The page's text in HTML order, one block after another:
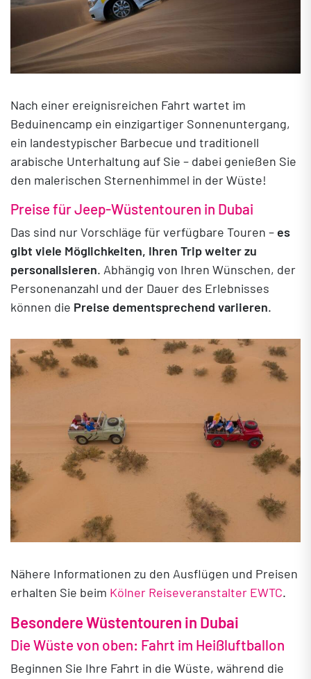
Nach einer ereignisreichen Fahrt wartet im
Beduinencamp ein einzigartiger Sonnenuntergang,
ein landestypischer Barbecue und traditionell
arabische Unterhaltung auf Sie – dabei genießen Sie
den malerischen Sternenhimmel in der Wüste!
Preise für Jeep-Wüstentouren in Dubai
Das sind nur Vorschläge für verfügbare Touren – es
gibt viele Möglichkeiten, Ihren Trip weiter zu
personalisieren. Abhängig von Ihren Wünschen, der
Personenanzahl und der Dauer des Erlebnisses
können die Preise dementsprechend variieren.
Nähere Informationen zu den Ausflügen und Preisen
erhalten Sie beim Kölner Reiseveranstalter EWTC.
Besondere Wüstentouren in Dubai
Die Wüste von oben: Fahrt im Heißluftballon
Beginnen Sie Ihre Fahrt in die Wüste, während die